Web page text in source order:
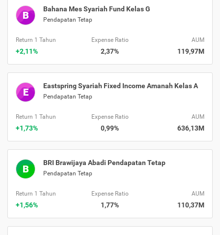
B
Bahana Mes Syariah Fund Kelas G
Pendapatan Tetap
Return 1 Tahun
+2,11%
Expense Ratio
2,37%
AUM
119,97M
E
Eastspring Syariah Fixed Income Amanah Kelas A
Pendapatan Tetap
Return 1 Tahun
+1,73%
Expense Ratio
0,99%
AUM
636,13M
B
BRI Brawijaya Abadi Pendapatan Tetap
Pendapatan Tetap
Return 1 Tahun
+1,56%
Expense Ratio
1,77%
AUM
110,37M